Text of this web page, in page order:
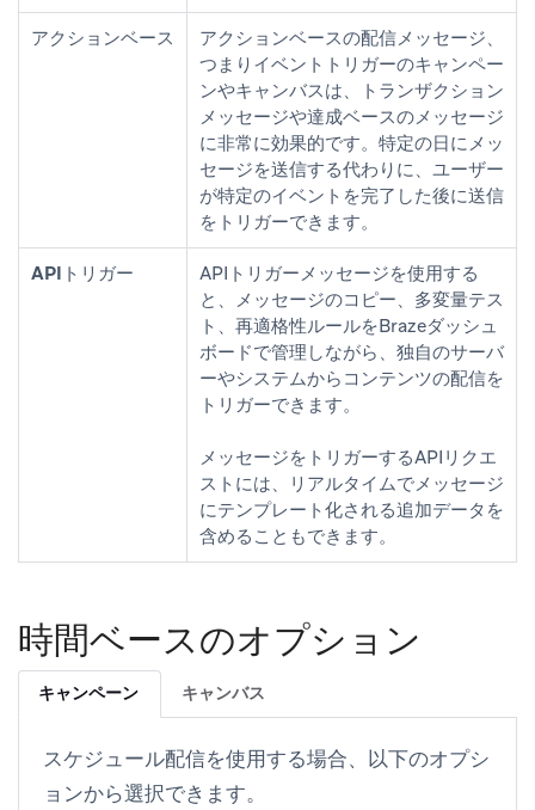
アクションベース
アクションベースの配信メッセージ、
つまりイベントトリガーのキャンペー
ンやキャンバスは、トランザクション
メッセージや達成ベースのメッセージ
に非常に効果的です。特定の日にメッ
セージを送信する代わりに、ユーザー
が特定のイベントを完了した後に送信
をトリガーできます。
APIトリガー
APIトリガーメッセージを使用する
と、メッセージのコピー、多変量テス
ト、再適格性ルールをBrazeダッシュ
ボードで管理しながら、独自のサーバ
ーやシステムからコンテンツの配信を
トリガーできます。
メッセージをトリガーするAPIリクエ
ストには、リアルタイムでメッセージ
にテンプレート化される追加データを
含めることもできます。
時間ベースのオプション
キャンペーン キャンバス
スケジュール配信を使用する場合、以下のオプシ
ョンから選択できます。